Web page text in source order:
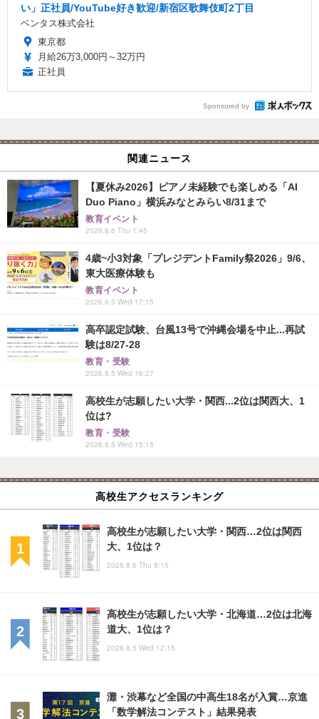
い」正社員/YouTube好き歓迎/新宿区歌舞伎町2丁目
ベンタス株式会社
東京都
月給26万3,000円～32万円
正社員
Sponsored by
関連ニュース
【夏休み2026】ピアノ未経験でも楽しめる「AI
Duo Piano」横浜みなとみらい8/31まで
教育イベント
2026.8.6 Thu 1:45
4歳~小3対象「プレジデントFamily祭2026」9/6、
東大医療体験も
教育イベント
2026.8.5 Wed 17:15
高卒認定試験、台風13号で沖縄会場を中止...再試
験は8/27-28
教育・受験
2026.8.5 Wed 16:27
高校生が志願したい大学・関西...2位は関西大、1
位は?
教育・受験
2026.8.5 Wed 15:15
高校生アクセスランキング
高校生が志願したい大学・関西…2位は関西
大、1位は？
2026.8.6 Thu 9:15
高校生が志願したい大学・北海道…2位は北海
道大、1位は？
2026.8.5 Wed 12:15
灘・渋幕など全国の中高生18名が入賞…京進
「数学解法コンテスト」結果発表